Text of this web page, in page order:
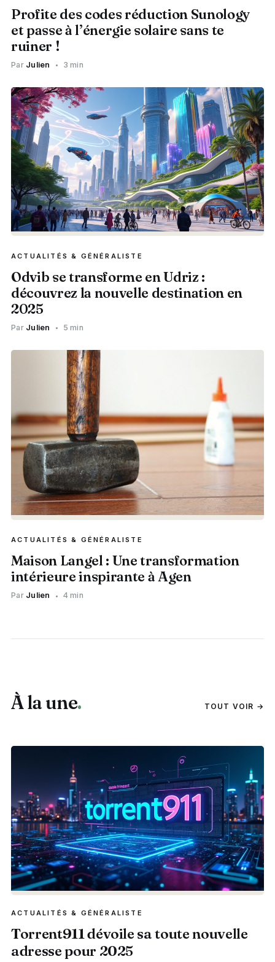
Profite des codes réduction Sunology
et passe à l’énergie solaire sans te
ruiner !
Par Julien 3 min
ACTUALITÉS & GÉNÉRALISTE
Odvib se transforme en Udriz :
découvrez la nouvelle destination en
2025
Par Julien 5 min
ACTUALITÉS & GÉNÉRALISTE
Maison Langel : Une transformation
intérieure inspirante à Agen
Par Julien 4 min
À la une. TOUT VOIR →
ACTUALITÉS & GÉNÉRALISTE
Torrent911 dévoile sa toute nouvelle
adresse pour 2025